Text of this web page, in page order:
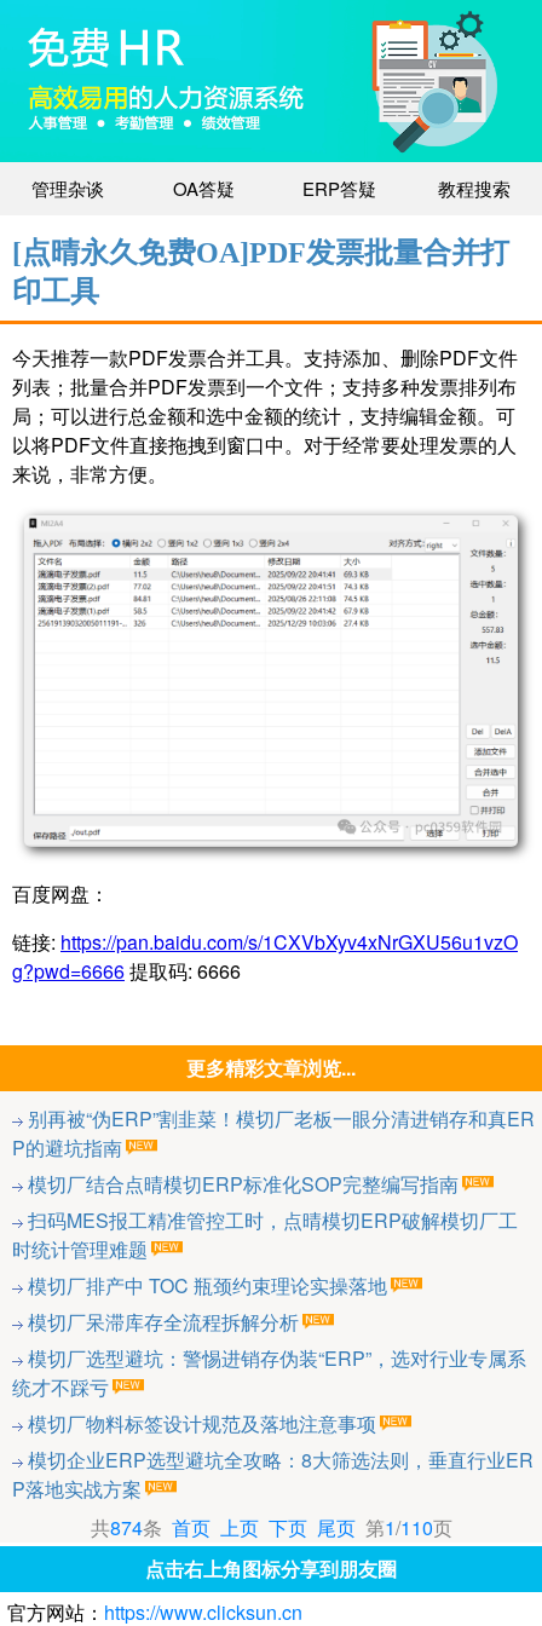
管理杂谈 OA答疑 ERP答疑 教程搜索
[点晴永久免费OA]PDF发票批量合并打
印工具
今天推荐一款PDF发票合并工具。支持添加、删除PDF文件
列表；批量合并PDF发票到一个文件；支持多种发票排列布
局；可以进行总金额和选中金额的统计，支持编辑金额。可
以将PDF文件直接拖拽到窗口中。对于经常要处理发票的人
来说，非常方便。
百度网盘：
链接: https://pan.baidu.com/s/1CXVbXyv4xNrGXU56u1vzO
g?pwd=6666提取码: 6666
更多精彩文章浏览...
别再被“伪ERP”割韭菜！模切厂老板一眼分清进销存和真ER
P的避坑指南
模切厂结合点晴模切ERP标准化SOP完整编写指南
扫码MES报工精准管控工时，点晴模切ERP破解模切厂工
时统计管理难题
模切厂排产中 TOC 瓶颈约束理论实操落地
模切厂呆滞库存全流程拆解分析
模切厂选型避坑：警惕进销存伪装“ERP”，选对行业专属系
统才不踩亏
模切厂物料标签设计规范及落地注意事项
模切企业ERP选型避坑全攻略：8大筛选法则，垂直行业ER
P落地实战方案
共874条 首页 上页 下页 尾页第1/110页
点击右上角图标分享到朋友圈
官方网站： https://www.clicksun.cn